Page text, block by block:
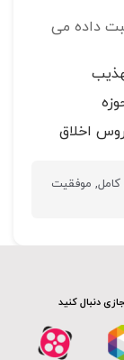
داده می
اخلاق
کامل, موفقیت
دنبال کنید